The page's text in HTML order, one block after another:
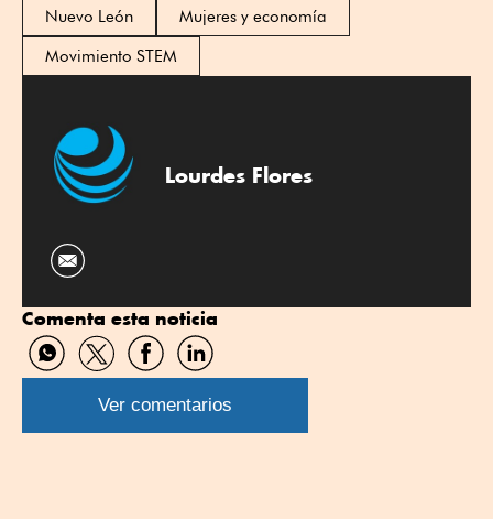
Nuevo León
Mujeres y economía
Movimiento STEM
Lourdes Flores
Comenta esta noticia
Compartir
por
WhatsApp
Compartir
por
Twitter
Compartir
por
Facebook
Compartir
por
Linkedin
Ver comentarios